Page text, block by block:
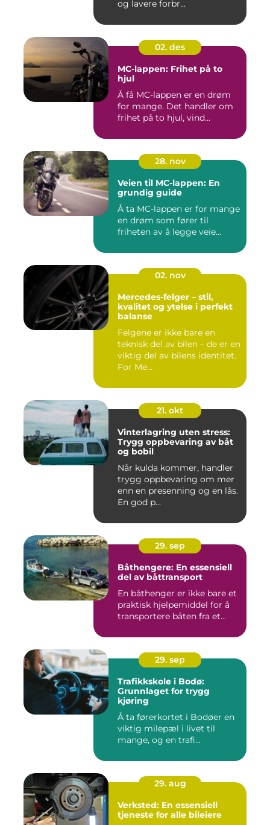
og lavere forbr...
02. des
MC-lappen: Frihet på to
hjul
Å få MC-lappen er en drøm
for mange. Det handler om
frihet på to hjul, vind...
28. nov
Veien til MC-lappen: En
grundig guide
Å ta MC-lappen er for mange
en drøm som fører til
friheten av å legge veie...
02. nov
Mercedes-felger – stil,
kvalitet og ytelse i perfekt
balanse
Felgene er ikke bare en
teknisk del av bilen – de er en
viktig del av bilens identitet.
For Me...
21. okt
Vinterlagring uten stress:
Trygg oppbevaring av båt
og bobil
Når kulda kommer, handler
trygg oppbevaring om mer
enn en presenning og en lås.
En god p...
29. sep
Båthengere: En essensiell
del av båttransport
En båthenger er ikke bare et
praktisk hjelpemiddel for å
transportere båten fra et...
29. sep
Trafikkskole i Bodø:
Grunnlaget for trygg
kjøring
Å ta førerkortet i Bodøer en
viktig milepæl i livet til
mange, og en trafi...
29. aug
Verksted: En essensiell
tjeneste for alle bileiere